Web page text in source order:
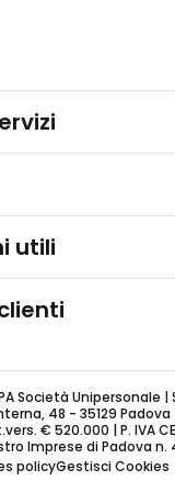
utili
Società Unipersonale
48 - 35129 Padova
€ 520.000 | P. IVA
Imprese di Padova n.
policyGestisci Cookies